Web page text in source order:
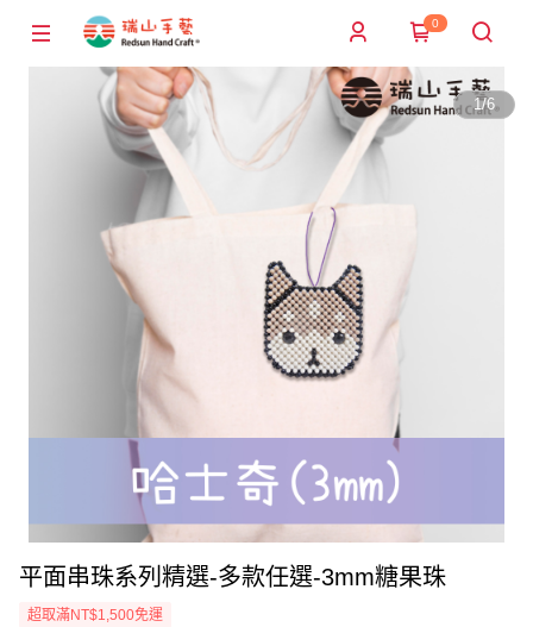
0
1/6
平面串珠系列精選-多款任選-3mm糖果珠
超取滿NT$1,500免運